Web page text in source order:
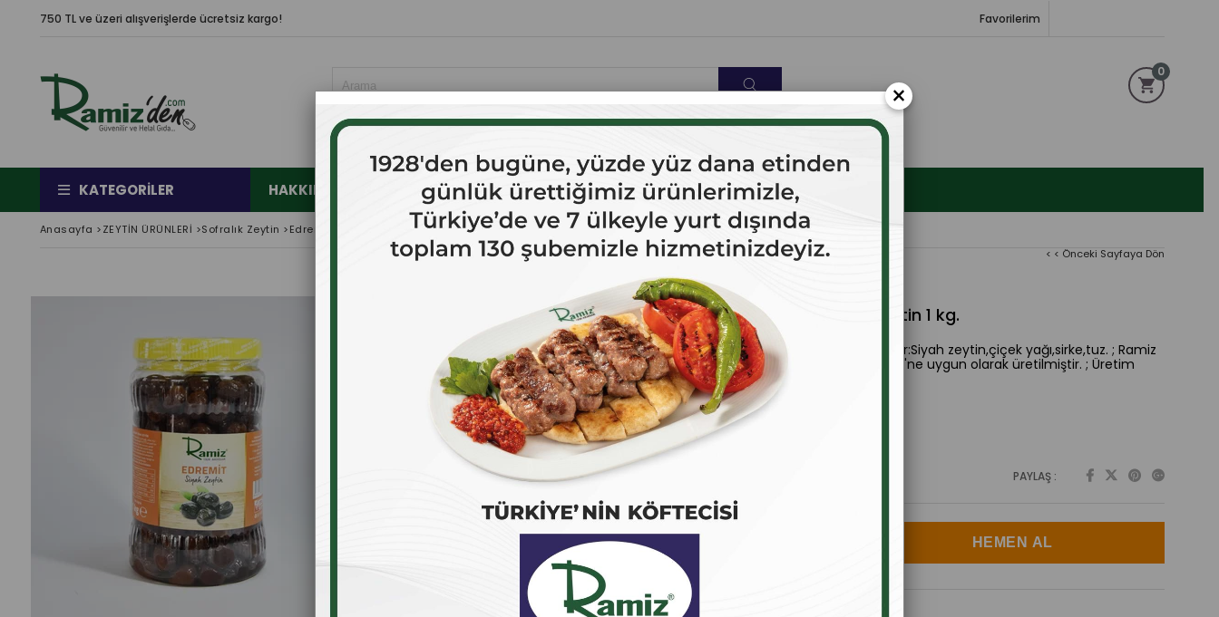
750 TL ve üzeri alışverişlerde ücretsiz kargo! Favorilerim
0
KATEGORILER HAKKIMIZDA ÇOK SATANLAR İLETİŞİM
Anasayfa >ZEYTİN ÜRÜNLERİ >Sofralık Zeytin >Edremit Tipi İri Boy Az Tuzlu Akhisar Siyah Özel Yuvarlama Zeytin 1 kg.
< < Önceki Sayfaya Dön
Edremit Tipi İri Boy Az Tuzlu Akhisar Siyah Özel Yuvarlama Zeytin 1 kg.
Edremit Tipi İri Boy Az Tuzlu Akhisar Siyah Özel Yuvarlama Zeytin 1 KG. ; İçindekiler:Siyah zeytin,çiçek yağı,sirke,tuz. ; Ramiz
ürünleri 1928'den beri lezzet markasıdır. ; Türk Gıda Kodeksi Sofralık Zeytin Tebliği'ne uygun olarak üretilmiştir. ; Üretim
tesislerimiz T.C TARIM VE ORMAN BAKANLIĞI onaylıdır.;
₺400,00 (KDV Dahil)
`den başlayan taksitlerle
PAYLAŞ :
×